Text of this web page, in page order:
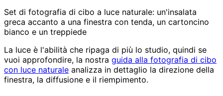
Set di fotografia di cibo a luce naturale: un'insalata
greca accanto a una finestra con tenda, un cartoncino
bianco e un treppiede
La luce è l'abilità che ripaga di più lo studio, quindi se
vuoi approfondire, la nostra guida alla fotografia di cibo
con luce naturale analizza in dettaglio la direzione della
finestra, la diffusione e il riempimento.